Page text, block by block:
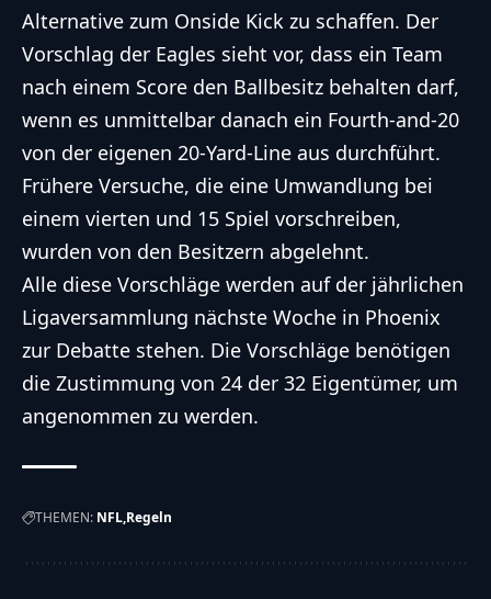
Alternative zum Onside Kick zu schaffen. Der
Vorschlag der Eagles sieht vor, dass ein Team
nach einem Score den Ballbesitz behalten darf,
wenn es unmittelbar danach ein Fourth-and-20
von der eigenen 20-Yard-Line aus durchführt.
Frühere Versuche, die eine Umwandlung bei
einem vierten und 15 Spiel vorschreiben,
wurden von den Besitzern abgelehnt.
Alle diese Vorschläge werden auf der jährlichen
Ligaversammlung nächste Woche in Phoenix
zur Debatte stehen. Die Vorschläge benötigen
die Zustimmung von 24 der 32 Eigentümer, um
angenommen zu werden.
THEMEN: NFL Regeln